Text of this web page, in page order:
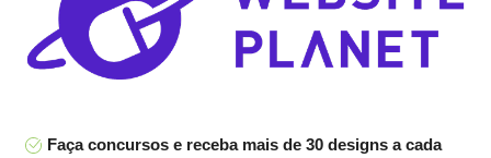
Faça concursos e receba mais de 30 designs a cada